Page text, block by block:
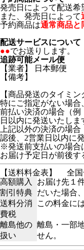
発売日によって配送希
また、発売日によって
予約商品は通常商品と
配送サービスについて
●●でお送りします。
追跡可能メール便
【業者】 日本郵便
【備考】
【商品発送のタイミン
特にご指定がない場合
前払い決済の場合（
日以内に発送いたしま
上記以外の決済の場
認後、2営業日以内に
※発送前支払いの場合
お届け予定日が前後す
【送料料金表】
全国
高額購入
割引特典
お届け先１
だいた場合
送料分消
費税
この料金に
離島他の
扱い
離島・一部
せん。